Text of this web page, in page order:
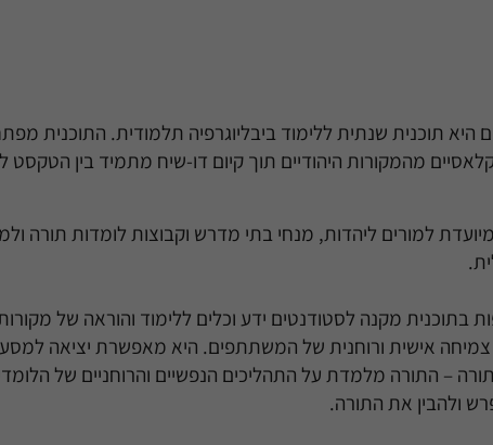
היא תוכנית שנתית ללימוד ביבליוגרפיה תלמודית. התוכנית
מהמקורות היהודיים תוך קיום דו-שיח מתמיד בין הטקסט
למורים ליהדות, מנחי בתי מדרש וקבוצות לומדות תורה
בתוכנית מקנה לסטודנטים ידע וכלים ללימוד והוראה של
צמיחה אישית ורוחנית של המשתתפים. היא מאפשרת יציאה
– התורה מלמדת על התהליכים הנפשיים והרוחניים של
ולהבין את התורה.